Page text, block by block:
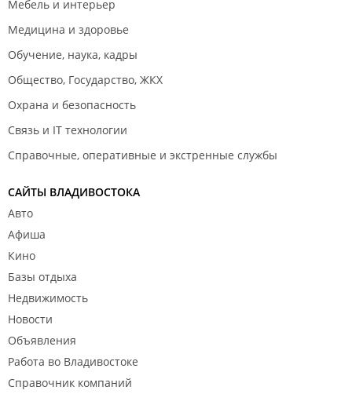
Мебель и интерьер
Медицина и здоровье
Обучение, наука, кадры
Общество, Государство, ЖКХ
Охрана и безопасность
Связь и IT технологии
Справочные, оперативные и экстренные службы
САЙТЫ ВЛАДИВОСТОКА
Авто
Афиша
Кино
Базы отдыха
Недвижимость
Новости
Объявления
Работа во Владивостоке
Справочник компаний